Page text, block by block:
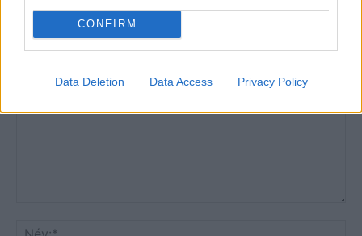
CONFIRM
Data Deletion Data Access Privacy Policy
HOZZÁSZÓLOK A CIKKHEZ